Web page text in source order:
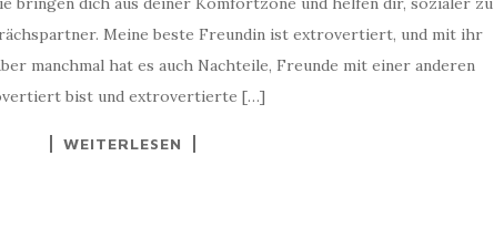
Meine beste Freundin ist extrovertiert, und mit ihr
manchmal hat es auch Nachteile, Freunde mit einer anderen
bist und extrovertierte […]
WEITERLESEN